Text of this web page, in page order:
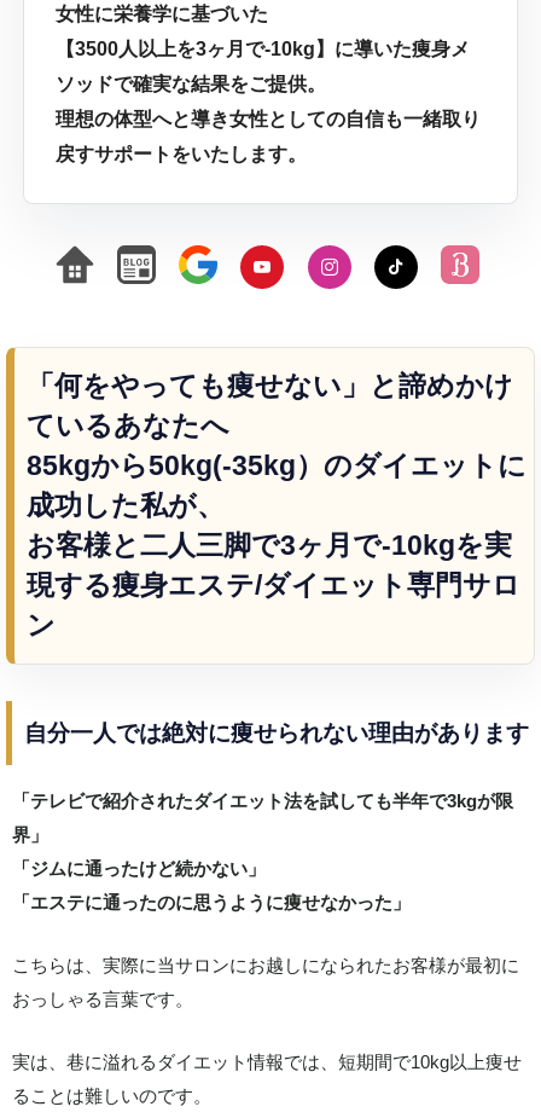
女性に栄養学に基づいた
【3500人以上を3ヶ月で-10kg】に導いた痩身メ
ソッドで確実な結果をご提供。
理想の体型へと導き女性としての自信も一緒取り
戻すサポートをいたします。
「何をやっても痩せない」と諦めかけ
ているあなたへ
85kgから50kg(‐35kg）のダイエットに
成功した私が、
お客様と二人三脚で3ヶ月で-10kgを実
現する痩身エステ/ダイエット専門サロ
ン
自分一人では絶対に痩せられない理由があります
「テレビで紹介されたダイエット法を試しても半年で3kgが限
界」
「ジムに通ったけど続かない」
「エステに通ったのに思うように痩せなかった」
こちらは、実際に当サロンにお越しになられたお客様が最初に
おっしゃる言葉です。
実は、巷に溢れるダイエット情報では、短期間で10kg以上痩せ
ることは難しいのです。